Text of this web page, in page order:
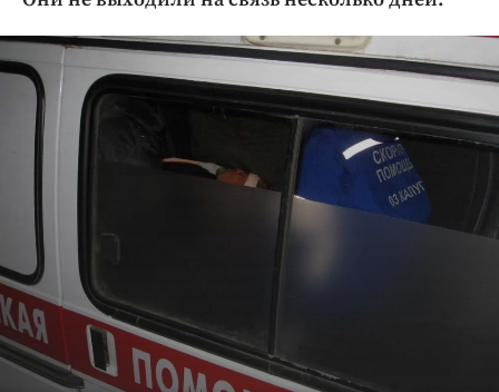
Криминал
Культура
Недвижимость и ЖКХ
Образование
Общество
Погода
Спорт
Экономика и бизнес
ПРОЕКТЫ